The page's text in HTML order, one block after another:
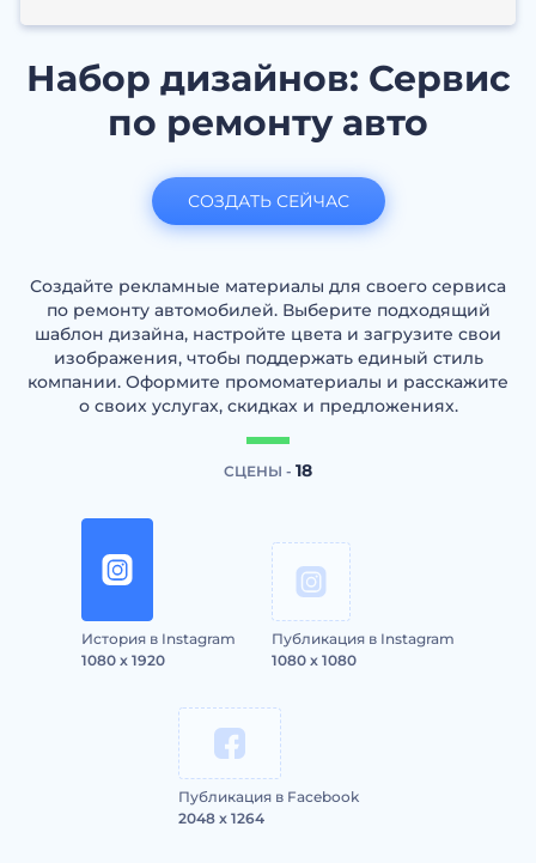
Набор дизайнов: Сервис
по ремонту авто
Создайте рекламные материалы для своего сервиса
по ремонту автомобилей. Выберите подходящий
шаблон дизайна, настройте цвета и загрузите свои
изображения, чтобы поддержать единый стиль
компании. Оформите промоматериалы и расскажите
о своих услугах, скидках и предложениях.
СЦЕНЫ - 18
История в Instagram
1080 x 1920
Публикация в Instagram
1080 x 1080
Публикация в Facebook
2048 x 1264
СОЗДАТЬ СЕЙЧАС